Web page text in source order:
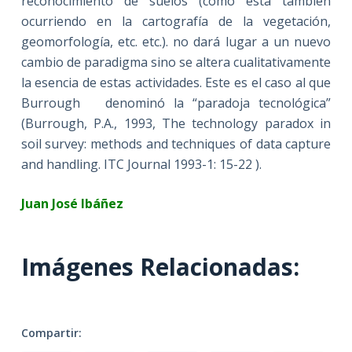
ocurriendo en la cartografía de la vegetación,
geomorfología, etc. etc.). no dará lugar a un nuevo
cambio de paradigma sino se altera cualitativamente
la esencia de estas actividades. Este es el caso al que
Burrough denominó la “paradoja tecnológica”
(Burrough, P.A., 1993, The technology paradox in
soil survey: methods and techniques of data capture
and handling. ITC Journal 1993-1: 15-22 ).
Juan José Ibáñez
Imágenes Relacionadas:
Compartir: